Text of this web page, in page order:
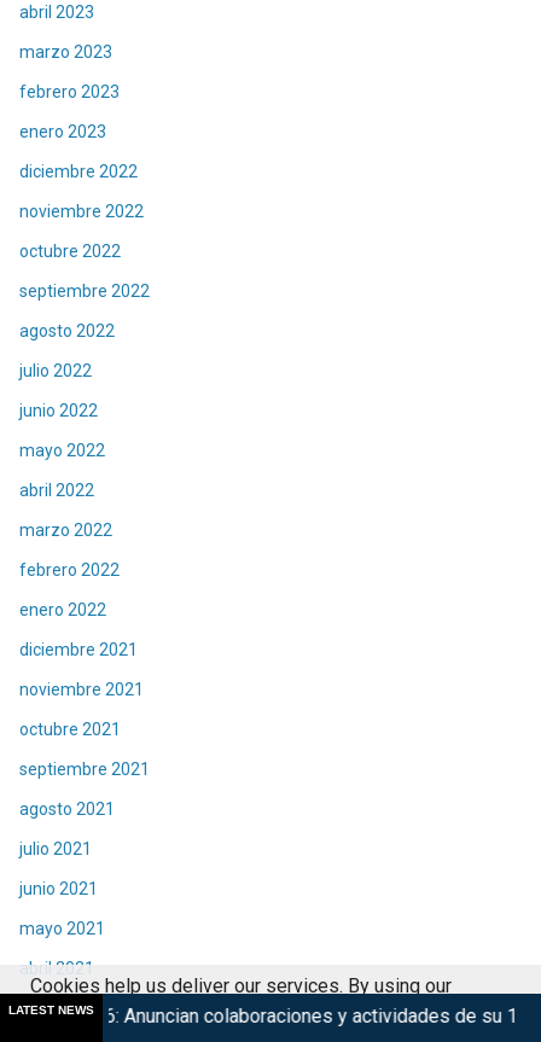
abril 2023
marzo 2023
febrero 2023
enero 2023
diciembre 2022
noviembre 2022
octubre 2022
septiembre 2022
agosto 2022
julio 2022
junio 2022
mayo 2022
abril 2022
marzo 2022
febrero 2022
enero 2022
diciembre 2021
noviembre 2021
octubre 2021
septiembre 2021
agosto 2021
julio 2021
junio 2021
mayo 2021
abril 2021
marzo 2021
LATEST NEWScolaboraciones y actividades de su 15° edición
Cookies help us deliver our services. By using our
services, you agree to our use of cookies.
Got it